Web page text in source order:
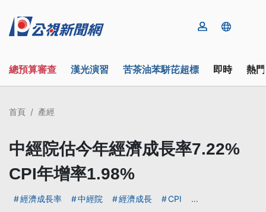
總預算審查 漢光演習 苦茶油苯駢芘超標 即時 熱
首頁 產經
中經院估今年經濟成長率7.22%
CPI年增率1.98%
經濟成長率 中經院 經濟成長 CPI ...